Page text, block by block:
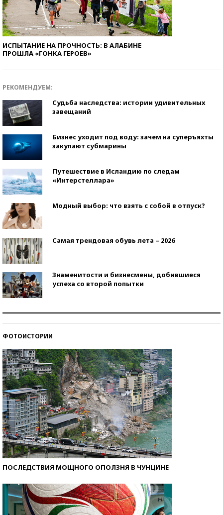
ИСПЫТАНИЕ НА ПРОЧНОСТЬ: В АЛАБИНЕ
ПРОШЛА «ГОНКА ГЕРОЕВ»
РЕКОМЕНДУЕМ:
Судьба наследства: истории удивительных
завещаний
Бизнес уходит под воду: зачем на суперъяхты
закупают субмарины
Путешествие в Исландию по следам
«Интерстеллара»
Модный выбор: что взять с собой в отпуск?
Самая трендовая обувь лета – 2026
Знаменитости и бизнесмены, добившиеся
успеха со второй попытки
ФОТОИСТОРИИ
ПОСЛЕДСТВИЯ МОЩНОГО ОПОЛЗНЯ В ЧУНЦИНЕ